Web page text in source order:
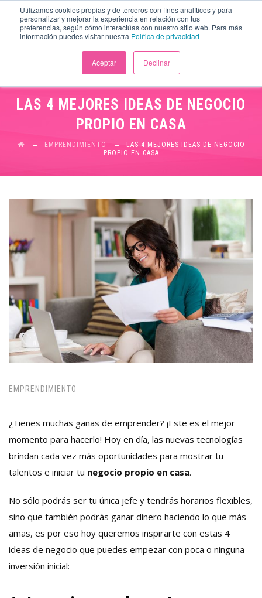
Utilizamos cookies propias y de terceros con fines analíticos y para
personalizar y mejorar la experiencia en relación con tus
preferencias, según cómo interactúas con nuestro sitio web. Para más
información puedes visitar nuestra Política de privacidad
Aceptar Declinar
LAS 4 MEJORES IDEAS DE NEGOCIO
PROPIO EN CASA
→ EMPRENDIMIENTO →
LAS 4 MEJORES IDEAS DE NEGOCIO
PROPIO EN CASA
EMPRENDIMIENTO
¿Tienes muchas ganas de emprender? ¡Este es el mejor
momento para hacerlo! Hoy en día, las nuevas tecnologías
brindan cada vez más oportunidades para mostrar tu
talentos e iniciar tu negocio propio en casa.
No sólo podrás ser tu única jefe y tendrás horarios flexibles,
sino que también podrás ganar dinero haciendo lo que más
amas, es por eso hoy queremos inspirarte con estas 4
ideas de negocio que puedes empezar con poca o ninguna
inversión inicial: